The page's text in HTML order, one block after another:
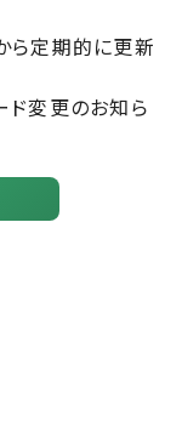
ら定期的に更新
変更のお知ら